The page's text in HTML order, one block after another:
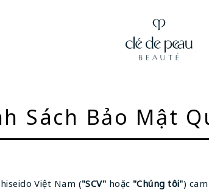
Sách Bảo Mật
Việt Nam ("SCV" hoặc "Chúng tôi")